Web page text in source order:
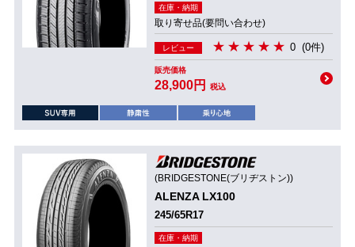
在庫・納期
取り寄せ品(要問い合わせ)
レビュー 0 (0件)
販売価格
28,900円 税込
(BRIDGESTONE(ブリヂストン))
ALENZA LX100
245/65R17
在庫・納期